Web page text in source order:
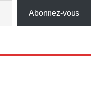
Abonnez-vous